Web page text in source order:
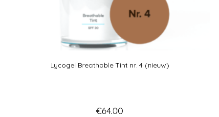
Lycogel Breathable Tint nr. 4 (nieuw)
€64.00